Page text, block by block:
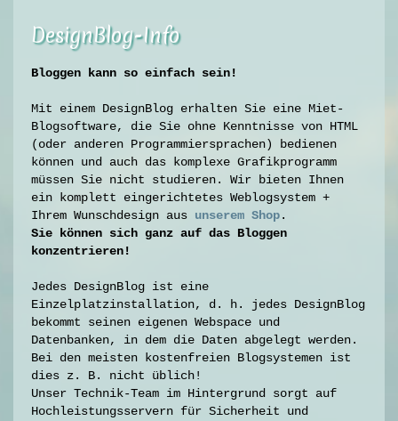
DesignBlog-Info
Bloggen kann so einfach sein!
Mit einem DesignBlog erhalten Sie eine Miet-
Blogsoftware, die Sie ohne Kenntnisse von HTML
(oder anderen Programmiersprachen) bedienen
können und auch das komplexe Grafikprogramm
müssen Sie nicht studieren. Wir bieten Ihnen
ein komplett eingerichtetes Weblogsystem +
Ihrem Wunschdesign aus unserem Shop.
Sie können sich ganz auf das Bloggen
konzentrieren!
Jedes DesignBlog ist eine
Einzelplatzinstallation, d. h. jedes DesignBlog
bekommt seinen eigenen Webspace und
Datenbanken, in dem die Daten abgelegt werden.
Bei den meisten kostenfreien Blogsystemen ist
dies z. B. nicht üblich!
Unser Technik-Team im Hintergrund sorgt auf
Hochleistungsservern für Sicherheit und